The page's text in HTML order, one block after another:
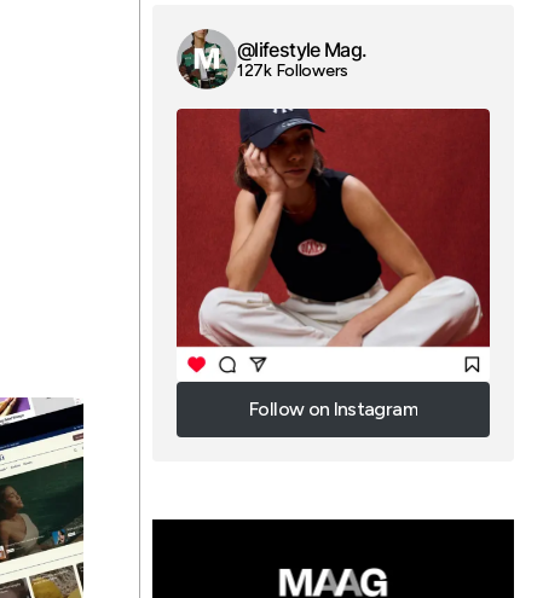
@lifestyle Mag.
127k Followers
Follow on Instagram
Follow on Instagram